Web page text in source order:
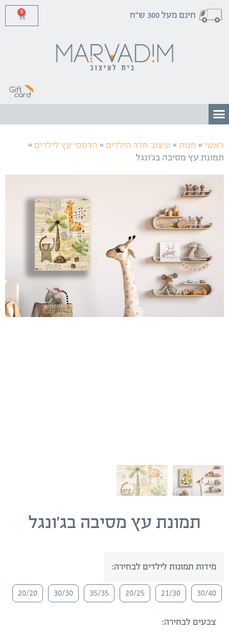
חינם מעל 300 ש"ח 0
ראשי » חנות » עיצוב חדר הילדים » הדפסי עץ לילדים »
תמונת עץ מסיבה בג’ונגל
תמונת עץ מסיבה בג’ונגל
מידות תמונות לילדים לבחירה:
30/40
21/30
20/25
35/35
30/30
20/20
צבעים לבחירה: